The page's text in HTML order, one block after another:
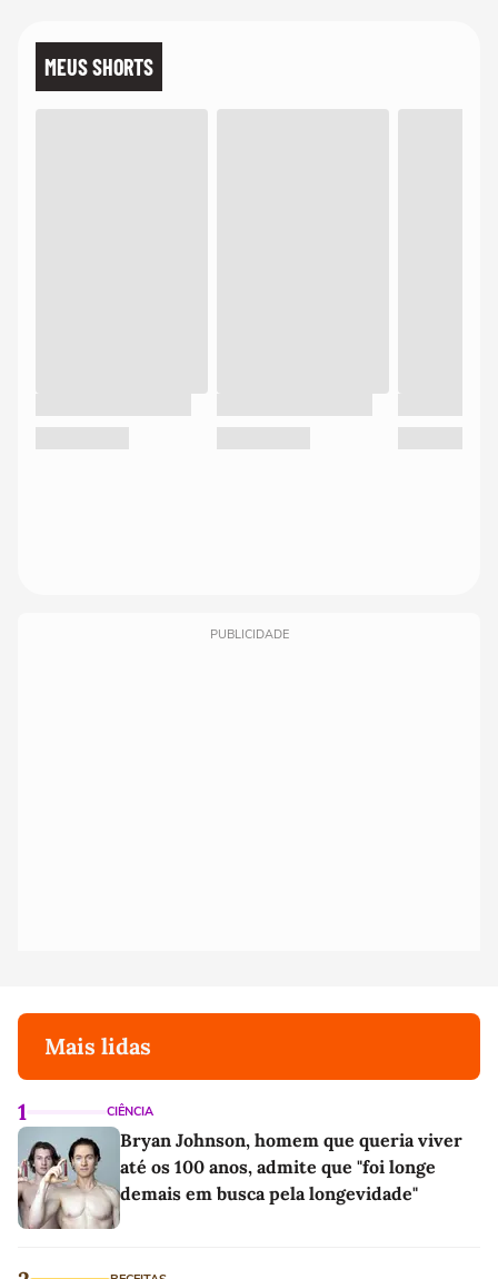
MEUS SHORTS
PUBLICIDADE
Mais lidas
1 CIÊNCIA
Bryan Johnson, homem que queria viver
até os 100 anos, admite que "foi longe
demais em busca pela longevidade"